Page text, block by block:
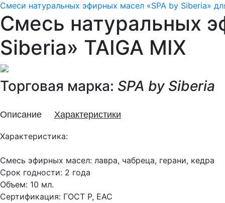
Смеси натуральных эфирных масел «SPA by Siberia»
Смесь натуральных
Siberia» TAIGA MIX
Торговая марка: SPA by Siberia
Описание Характеристики
Характеристика:
Смесь эфирных масел: лавра, чабреца, герани, кедра
Срок годности: 2 года
Объем: 10 мл.
Сертификация: ГОСТ Р, EAC